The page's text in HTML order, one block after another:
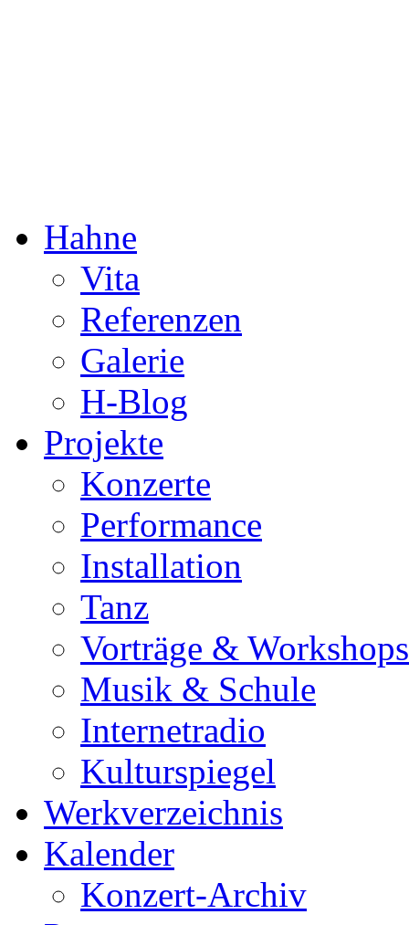
Hahne
Vita
Referenzen
Galerie
H-Blog
Projekte
Konzerte
Performance
Installation
Tanz
Vorträge & Workshops
Musik & Schule
Internetradio
Kulturspiegel
Werkverzeichnis
Kalender
Konzert-Archiv